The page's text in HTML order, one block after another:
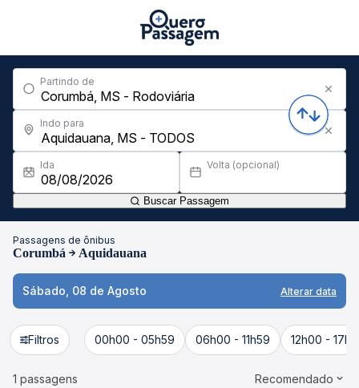
Partindo de
Indo para
Ida Volta (opcional)
Buscar Passagem
Passagens de ônibus
Corumbá Aquidauana
Sábado, 08 de Agosto Alterar data
Filtros 00h00 - 05h59 06h00 - 11h59 12h00 -
1 passagens Recomendado